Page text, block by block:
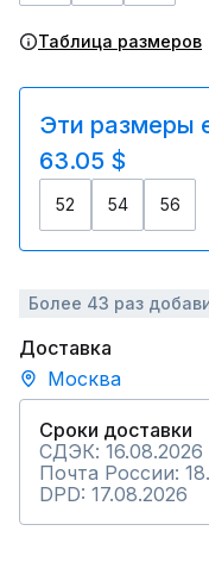
Таблица размеров
Эти размеры
63.05 $
52 54 56
Более 43 раз
Доставка
Москва
Сроки доставки
СДЭК: 16.08.2026
Почта России:
DPD: 17.08.2026